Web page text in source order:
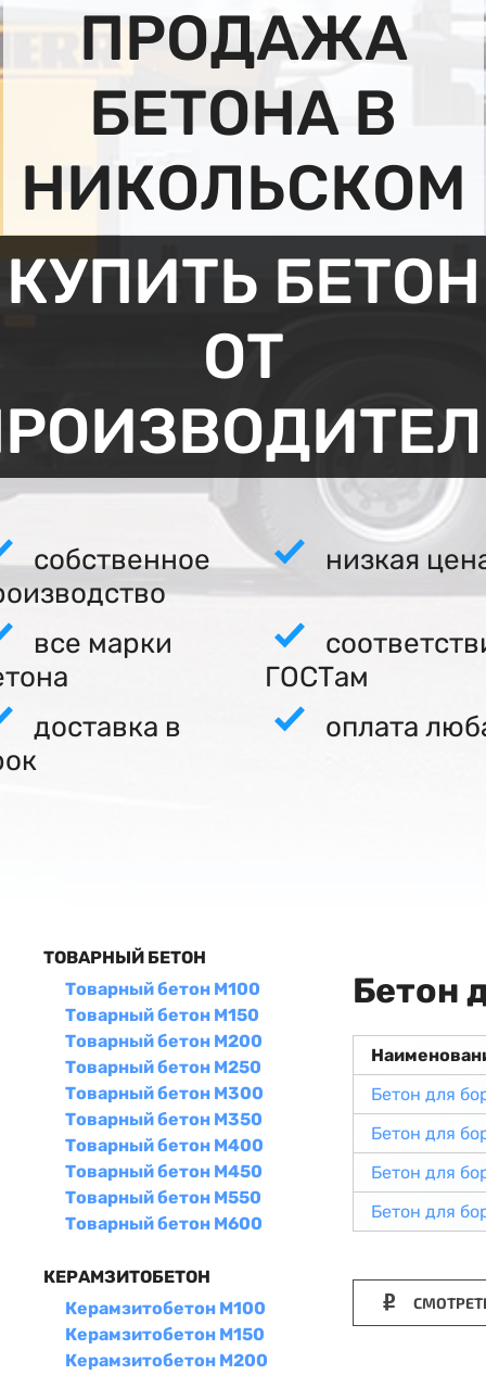
ПРОДАЖА
БЕТОНА В
НИКОЛЬСКОМ
КУПИТЬ БЕТОН
ОТ
собственное
низкая
все марки
ГОСТам
доставка в
оплата
ТОВАРНЫЙ БЕТОН
Товарный бетон М100
Товарный бетон М150
Товарный бетон М200
Товарный бетон М250
Товарный бетон М300
Товарный бетон М350
Товарный бетон М400
Товарный бетон М450
Товарный бетон М550
Товарный бетон М600
КЕРАМЗИТОБЕТОН
Керамзитобетон М100
Керамзитобетон М150
Керамзитобетон М200
Бетон
Бетон для
Бетон для
Бетон для
Бетон для